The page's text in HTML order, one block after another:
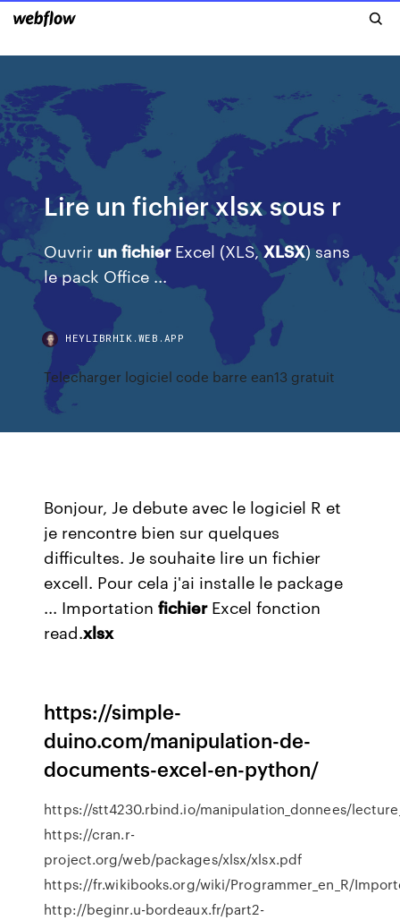
Lire un fichier xlsx sous r
Ouvrir un fichierExcel (XLS,XLSX) sans
le pack Office ...
HEYLIBRHIK.WEB.APP
Telecharger logiciel code barre ean13 gratuit
Bonjour, Je debute avec le logiciel R et
je rencontre bien sur quelques
difficultes. Je souhaite lire un fichier
excell. Pour cela j'ai installe le package
... ImportationfichierExcel fonction
read.xlsx
https://simple-
duino.com/manipulation-de-
documents-excel-en-python/
https://stt4230.rbind.io/manipulation_donnees/
https://cran.r-
project.org/web/packages/xlsx/xlsx.pdf
https://fr.wikibooks.org/wiki/Programmer_en_R/
http://beginr.u-bordeaux.fr/part2-